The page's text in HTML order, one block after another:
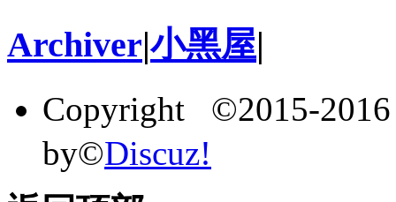
Archiver|小黑屋|
Copyright ©2015-
by©Discuz!